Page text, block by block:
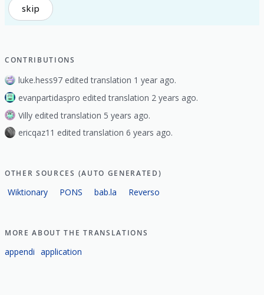
skip
CONTRIBUTIONS
luke.hess97 edited translation 1 year ago.
evanpartidaspro edited translation 2 years ago.
Villy edited translation 5 years ago.
ericqaz11 edited translation 6 years ago.
OTHER SOURCES (AUTO GENERATED)
Wiktionary PONS bab.la Reverso
MORE ABOUT THE TRANSLATIONS
appendi application